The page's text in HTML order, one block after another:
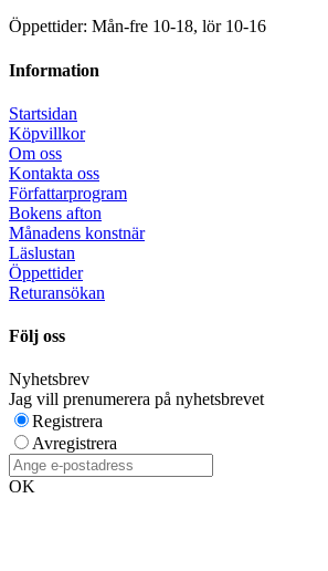
Öppettider: Mån-fre 10-18, lör 10-16
Information
Startsidan
Köpvillkor
Om oss
Kontakta oss
Författarprogram
Bokens afton
Månadens konstnär
Läslustan
Öppettider
Returansökan
Följ oss
Nyhetsbrev
Jag vill prenumerera på nyhetsbrevet
Registrera
Avregistrera
OK